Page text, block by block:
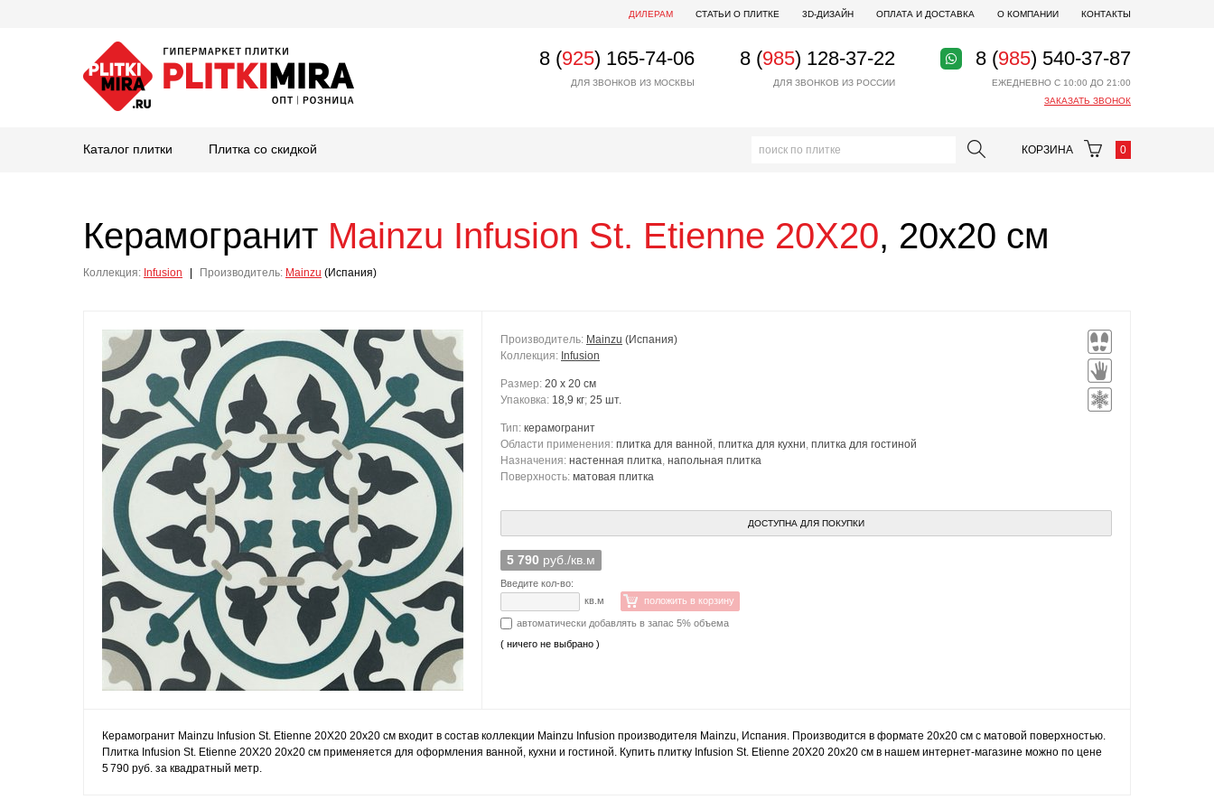
ДИЛЕРАМ СТАТЬИ О ПЛИТКЕ 3D-ДИЗАЙН ОПЛАТА И ДОСТАВКА О КОМПАНИИ КОНТАКТЫ
8 (925) 165-74-06
ДЛЯ ЗВОНКОВ ИЗ МОСКВЫ
8 (985) 128-37-22
ДЛЯ ЗВОНКОВ ИЗ РОССИИ
8 (985) 540-37-87
ЕЖЕДНЕВНО С 10:00 ДО 21:00
ЗАКАЗАТЬ ЗВОНОК
Каталог плитки Плитка со скидкой КОРЗИНА 0
Керамогранит Mainzu Infusion St. Etienne 20X20, 20x20 см
Коллекция: Infusion Производитель: Mainzu (Испания)
Производитель: Mainzu (Испания)
Коллекция: Infusion
Размер: 20 x 20 см
Упаковка: 18,9 кг; 25 шт.
Тип: керамогранит
Области применения: плитка для ванной, плитка для кухни, плитка для гостиной
Назначения: настенная плитка, напольная плитка
Поверхность: матовая плитка
ДОСТУПНА ДЛЯ ПОКУПКИ
5 790 руб./кв.м
Введите кол-во:
кв.м
положить в корзину
автоматически добавлять в запас 5% объема
( ничего не выбрано )
Керамогранит Mainzu Infusion St. Etienne 20X20 20x20 см входит в состав коллекции Mainzu Infusion производителя Mainzu, Испания. Производится в формате 20x20 см с матовой поверхностью.
Плитка Infusion St. Etienne 20X20 20x20 см применяется для оформления ванной, кухни и гостиной. Купить плитку Infusion St. Etienne 20X20 20x20 см в нашем интернет-магазине можно по цене
5 790 руб. за квадратный метр.